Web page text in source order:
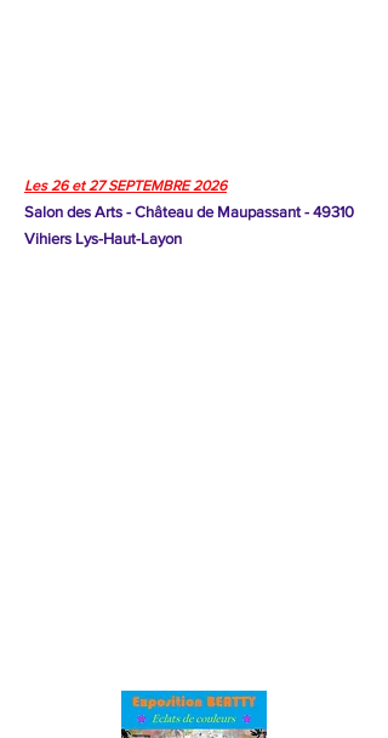
Les 26 et 27 SEPTEMBRE 2026
Salon des Arts - Château de Maupassant - 49310
Vihiers Lys-Haut-Layon